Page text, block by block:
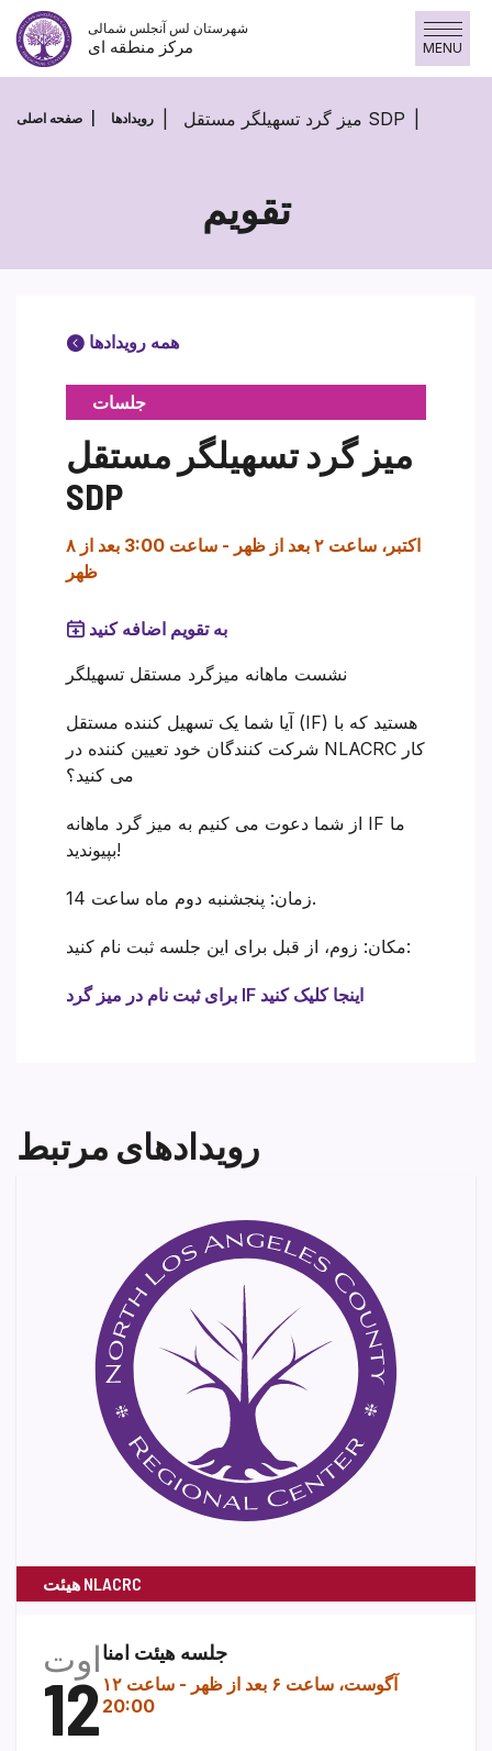
پرش
محتوا
شهرستان لس آنجلس شمالی
مرکز منطقه ای MENU
صفحه اصلی رویدادها میز گرد تسهیلگر مستقل SDP
تقویم
همه رویدادها
جلسات
میز گرد تسهیلگر مستقل
SDP
۸ اکتبر، ساعت ۲ بعد از ظهر -
ساعت 3:00 بعد از
ظهر
به تقویم اضافه کنید
نشست ماهانه میزگرد مستقل تسهیلگر
آیا شما یک تسهیل کننده مستقل (IF) هستید که با
شرکت کنندگان خود تعیین کننده در NLACRC کار
می کنید؟
از شما دعوت می کنیم به میز گرد ماهانه IF ما
بپیوندید!
زمان: پنجشنبه دوم ماه ساعت 14.
مکان: زوم، از قبل برای این جلسه ثبت نام کنید:
برای ثبت نام در میز گرد IF اینجا کلیک کنید
رویدادهای مرتبط
هیئت NLACRC
اوت
12
جلسه هیئت امنا
۱۲ آگوست، ساعت ۶ بعد از ظهر - ساعت
20:00